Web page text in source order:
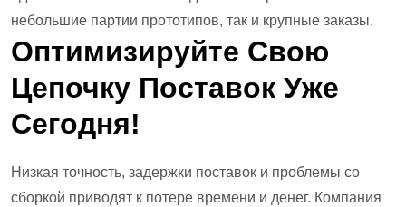
небольшие партии прототипов, так и крупные заказы.
Оптимизируйте Свою
Цепочку Поставок Уже
Сегодня!
Низкая точность, задержки поставок и проблемы со
сборкой приводят к потере времени и денег. Компания